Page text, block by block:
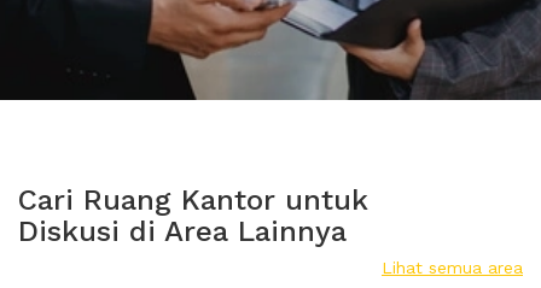
Cari Ruang Kantor untuk
Diskusi di Area Lainnya
Lihat semua area